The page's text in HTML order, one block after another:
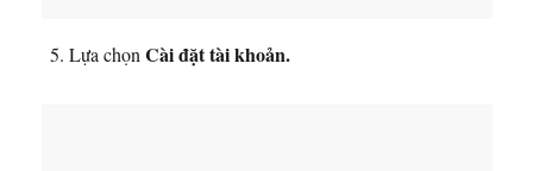
Lựa chọnCài đặt tài khoản.